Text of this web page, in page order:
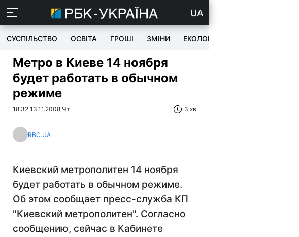
UA
СУСПІЛЬСТВО ОСВІТА ГРОШІ ЗМІНИ ЕКОЛОГІЯ
Метро в Киеве 14 ноября
будет работать в обычном
режиме
18:32 13.11.2008 Чт 3 хв
RBC.UA
Киевский метрополитен 14 ноября
будет работать в обычном режиме.
Об этом сообщает пресс-служба КП
"Киевский метрополитен". Согласно
сообщению, сейчас в Кабинете